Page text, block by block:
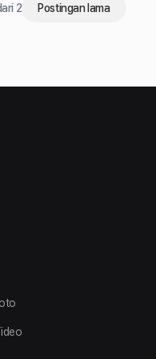
2 Postingan lama